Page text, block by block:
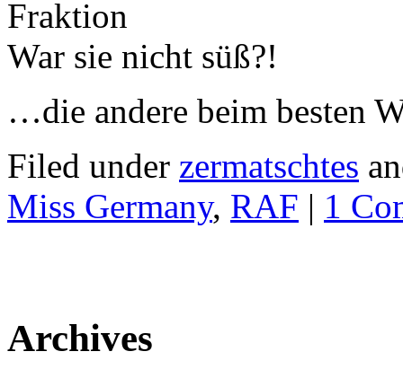
War sie nicht süß?!
…die andere beim besten
Filed under zermatschtes
Miss Germany, RAF | 1
Archives